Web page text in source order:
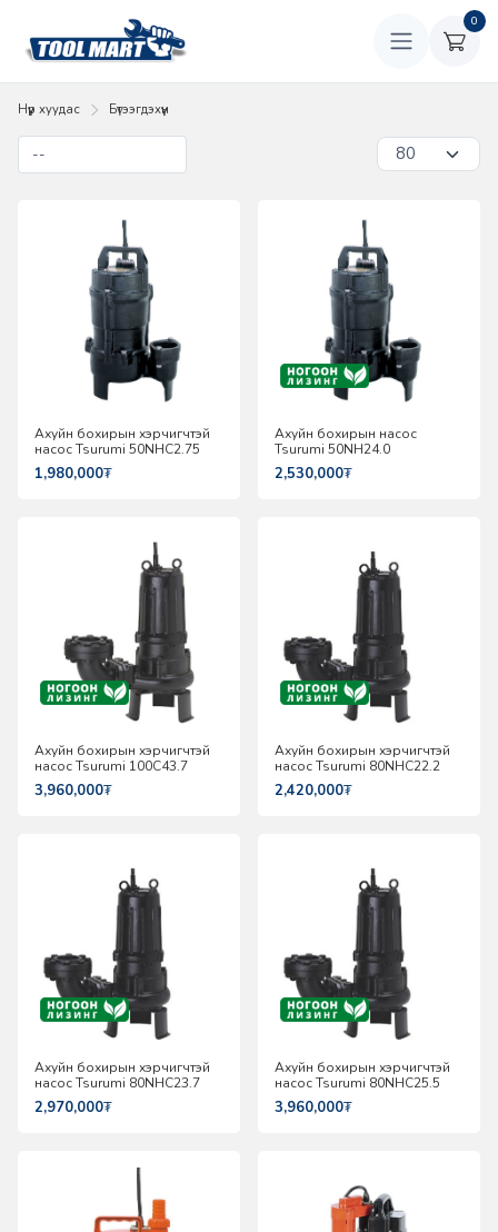
0
Нүүр хуудас Бүтээгдэхүүн
Ахуйн бохирын хэрчигчтэй
насос Tsurumi 50NHC2.75
1,980,000₮
Ахуйн бохирын насос
Tsurumi 50NH24.0
2,530,000₮
Ахуйн бохирын хэрчигчтэй
насос Tsurumi 100C43.7
3,960,000₮
Ахуйн бохирын хэрчигчтэй
насос Tsurumi 80NHC22.2
2,420,000₮
Ахуйн бохирын хэрчигчтэй
насос Tsurumi 80NHC23.7
2,970,000₮
Ахуйн бохирын хэрчигчтэй
насос Tsurumi 80NHC25.5
3,960,000₮